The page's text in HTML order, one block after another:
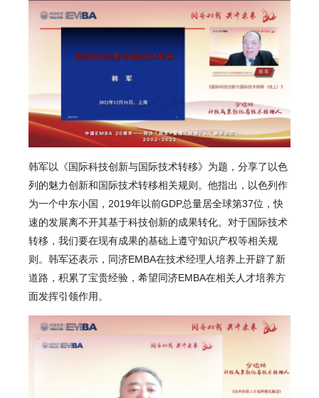
韩军以《国际科技创新与国际技术转移》为题，分享了以色
列的魅力创新和国际技术转移相关规则。他指出，以色列作
为一个中东小国，2019年以前GDP总量居全球第37位，快
速的发展离不开其基于科技创新的成果转化。对于国际技术
转移，我们要在现有成果的基础上遵守知识产权等相关规
则。韩军还表示，同济EMBA在技术经理人培养上开辟了新
道路，积累了宝贵经验，希望同济EMBA在相关人才培养方
面发挥引领作用。